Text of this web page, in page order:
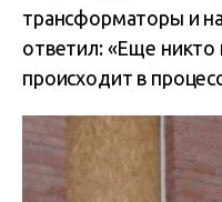
трансформаторы и
ответил: «Еще никто
происходит в